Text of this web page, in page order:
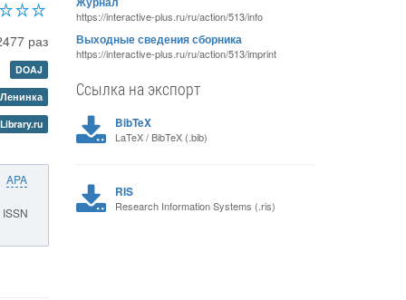
раз
DOAJ
APA
https://interactive-plus.ru/ru/action/513/info
Выходные сведения сборника
https://interactive-plus.ru/ru/action/513/imprint
Ссылка на экспорт
BibTeX
LaTeX / BibTeX (.bib)
RIS
Research Information Systems (.ris)